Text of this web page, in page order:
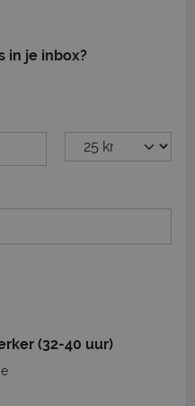
in je inbox?
(32-40 uur)